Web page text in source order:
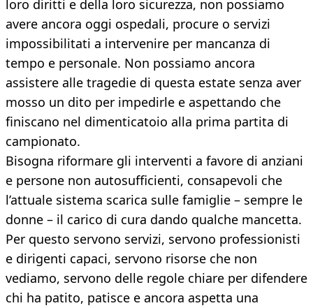
loro diritti e della loro sicurezza, non possiamo
avere ancora oggi ospedali, procure o servizi
impossibilitati a intervenire per mancanza di
tempo e personale. Non possiamo ancora
assistere alle tragedie di questa estate senza aver
mosso un dito per impedirle e aspettando che
finiscano nel dimenticatoio alla prima partita di
campionato.
Bisogna riformare gli interventi a favore di anziani
e persone non autosufficienti, consapevoli che
l’attuale sistema scarica sulle famiglie – sempre le
donne – il carico di cura dando qualche mancetta.
Per questo servono servizi, servono professionisti
e dirigenti capaci, servono risorse che non
vediamo, servono delle regole chiare per difendere
chi ha patito, patisce e ancora aspetta una